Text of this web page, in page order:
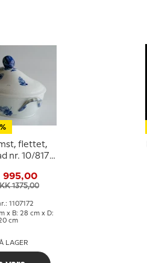
flettet,
nr. 10/8174
995,00
1375,00
1107172
x B: 28 cm x D:
cm
LAGER